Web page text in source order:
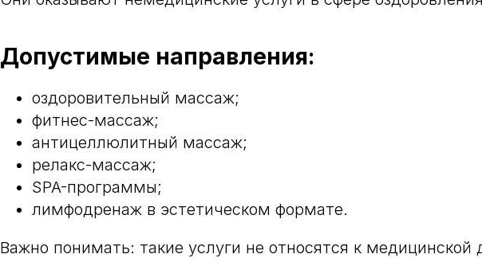
Допустимые направления:
оздоровительный массаж;
фитнес-массаж;
антицеллюлитный массаж;
релакс-массаж;
SPA-программы;
лимфодренаж в эстетическом формате.
Важно понимать: такие услуги не относятся к медицинской